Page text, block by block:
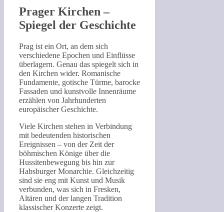
Prager Kirchen –
Spiegel der Geschichte
Prag ist ein Ort, an dem sich
verschiedene Epochen und Einflüsse
überlagern. Genau das spiegelt sich in
den Kirchen wider. Romanische
Fundamente, gotische Türme, barocke
Fassaden und kunstvolle Innenräume
erzählen von Jahrhunderten
europäischer Geschichte.
Viele Kirchen stehen in Verbindung
mit bedeutenden historischen
Ereignissen – von der Zeit der
böhmischen Könige über die
Hussitenbewegung bis hin zur
Habsburger Monarchie. Gleichzeitig
sind sie eng mit Kunst und Musik
verbunden, was sich in Fresken,
Altären und der langen Tradition
klassischer Konzerte zeigt.